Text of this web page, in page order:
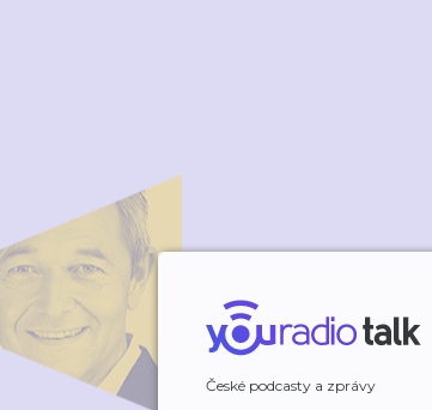
České podcasty a zprávy